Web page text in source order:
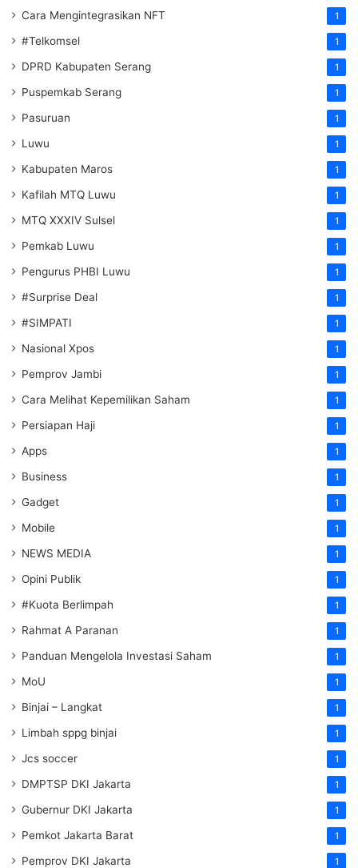
Cara Mengintegrasikan NFT 1
#Telkomsel 1
DPRD Kabupaten Serang 1
Puspemkab Serang 1
Pasuruan 1
Luwu 1
Kabupaten Maros 1
Kafilah MTQ Luwu 1
MTQ XXXIV Sulsel 1
Pemkab Luwu 1
Pengurus PHBI Luwu 1
#Surprise Deal 1
#SIMPATI 1
Nasional Xpos 1
Pemprov Jambi 1
Cara Melihat Kepemilikan Saham 1
Persiapan Haji 1
Apps 1
Business 1
Gadget 1
Mobile 1
NEWS MEDIA 1
Opini Publik 1
#Kuota Berlimpah 1
Rahmat A Paranan 1
Panduan Mengelola Investasi Saham 1
MoU 1
Binjai – Langkat 1
Limbah sppg binjai 1
Jcs soccer 1
DMPTSP DKI Jakarta 1
Gubernur DKI Jakarta 1
Pemkot Jakarta Barat 1
Pemprov DKI Jakarta 1